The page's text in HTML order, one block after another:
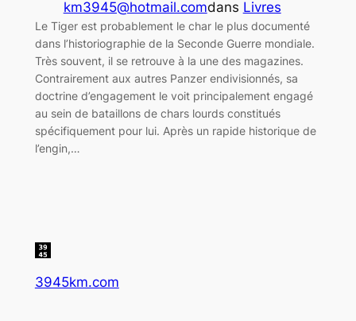
km3945@hotmail.comdans Livres
Le Tiger est probablement le char le plus documenté
dans l’historiographie de la Seconde Guerre mondiale.
Très souvent, il se retrouve à la une des magazines.
Contrairement aux autres Panzer endivisionnés, sa
doctrine d’engagement le voit principalement engagé
au sein de bataillons de chars lourds constitués
spécifiquement pour lui. Après un rapide historique de
l’engin,…
3945km.com